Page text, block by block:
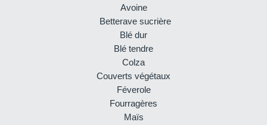
Avoine
Betterave sucrière
Blé dur
Blé tendre
Colza
Couverts végétaux
Féverole
Fourragères
Maïs